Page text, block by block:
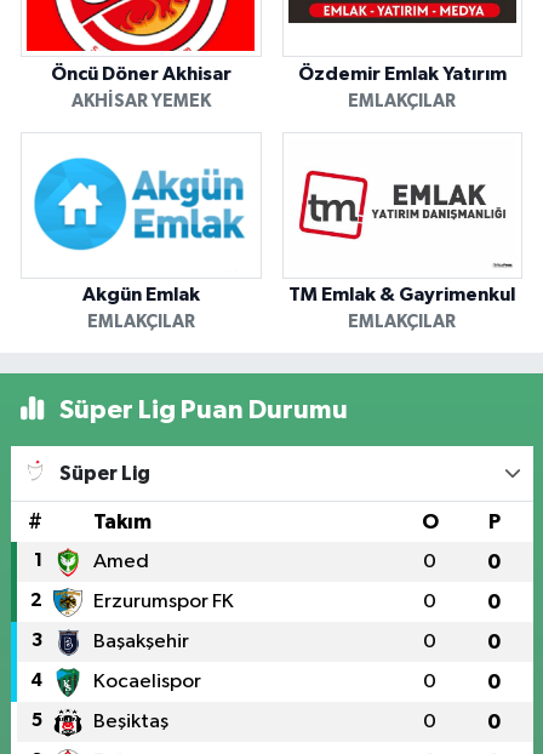
Öncü Döner Akhisar
AKHISAR YEMEK
Özdemir Emlak Yatırım
EMLAKÇILAR
Akgün Emlak
EMLAKÇILAR
TM Emlak & Gayrimenkul
EMLAKÇILAR
Süper Lig Puan Durumu
Süper Lig
# Takım O P
1 Amed 0 0
2 Erzurumspor FK 0 0
3 Başakşehir 0 0
4 Kocaelispor 0 0
5 Beşiktaş 0 0